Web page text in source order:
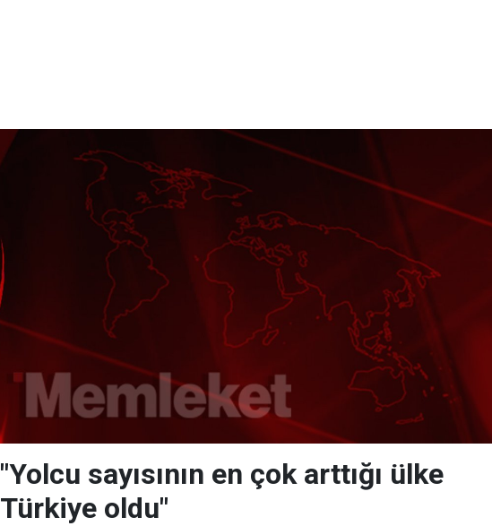
"Yolcu sayısının en çok arttığı ülke
Türkiye oldu"